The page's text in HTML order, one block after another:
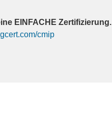
EINFACHE Zertifizierung.
cmip